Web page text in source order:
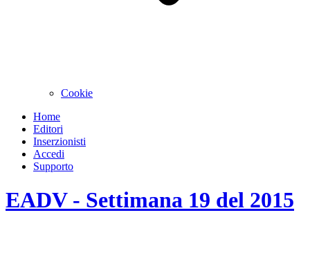
Cookie
Home
Editori
Inserzionisti
Accedi
Supporto
EADV - Settimana 19 del 2015